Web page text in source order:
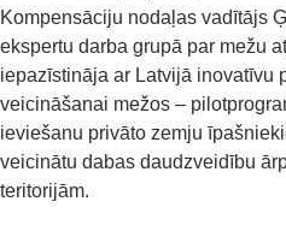
Kompensāciju nodaļas vadītājs
ekspertu darba grupā par mežu
iepazīstināja ar Latvijā inovatīvu
veicināšanai mežos –
ieviešanu privāto zemju
veicinātu dabas daudzveidību
teritorijām.